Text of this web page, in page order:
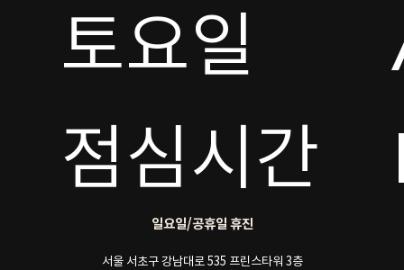
토요일
점심시간
일요일/공휴일 휴진
서울 서초구 강남대로 535 프린스타워 3층